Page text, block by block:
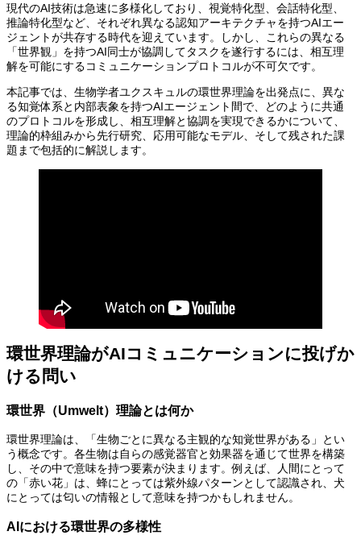
現代のAI技術は急速に多様化しており、視覚特化型、会話特化型、
推論特化型など、それぞれ異なる認知アーキテクチャを持つAIエー
ジェントが共存する時代を迎えています。しかし、これらの異なる
「世界観」を持つAI同士が協調してタスクを遂行するには、相互理
解を可能にするコミュニケーションプロトコルが不可欠です。
本記事では、生物学者ユクスキュルの環世界理論を出発点に、異な
る知覚体系と内部表象を持つAIエージェント間で、どのように共通
のプロトコルを形成し、相互理解と協調を実現できるかについて、
理論的枠組みから先行研究、応用可能なモデル、そして残された課
題まで包括的に解説します。
環世界理論がAIコミュニケーションに投げか
ける問い
環世界（Umwelt）理論とは何か
環世界理論は、「生物ごとに異なる主観的な知覚世界がある」とい
う概念です。各生物は自らの感覚器官と効果器を通じて世界を構築
し、その中で意味を持つ要素が決まります。例えば、人間にとって
の「赤い花」は、蜂にとっては紫外線パターンとして認識され、犬
にとっては匂いの情報として意味を持つかもしれません。
AIにおける環世界の多様性